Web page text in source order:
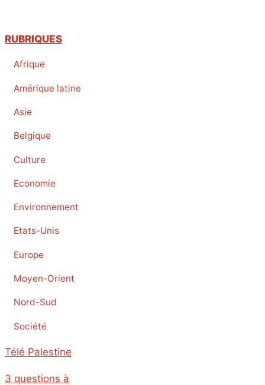
RUBRIQUES
Afrique
Amérique latine
Asie
Belgique
Culture
Economie
Environnement
Etats-Unis
Europe
Moyen-Orient
Nord-Sud
Société
Télé Palestine
3 questions à